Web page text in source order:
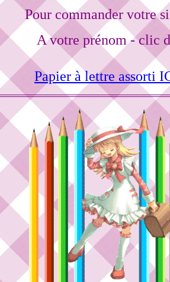
Pour commander votre
A votre prénom - clic
Papier à lettre assorti